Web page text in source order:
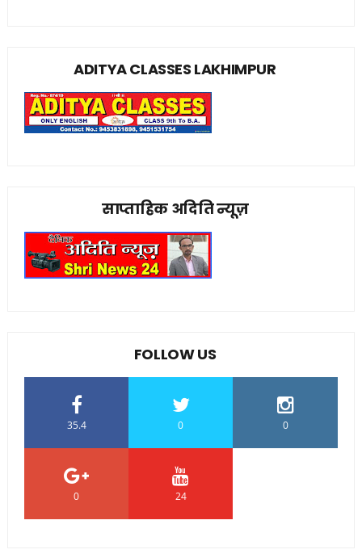
ADITYA CLASSES LAKHIMPUR
साप्ताहिक अदिति न्यूज़
FOLLOW US
35.4 0 0
0 24